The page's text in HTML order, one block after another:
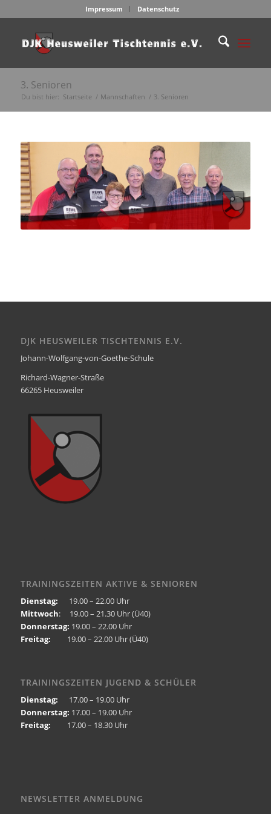
Impressum Datenschutz
3. Senioren
Du bist hier: Startseite / Mannschaften / 3. Senioren
DJK HEUSWEILER TISCHTENNIS E.V.
Johann-Wolfgang-von-Goethe-Schule
Richard-Wagner-Straße
66265 Heusweiler
TRAININGSZEITEN AKTIVE & SENIOREN
Dienstag: 19.00 – 22.00 Uhr
Mittwoch: 19.00 – 21.30 Uhr (Ü40)
Donnerstag: 19.00 – 22.00 Uhr
Freitag: 19.00 – 22.00 Uhr (Ü40)
TRAININGSZEITEN JUGEND & SCHÜLER
Dienstag: 17.00 – 19.00 Uhr
Donnerstag: 17.00 – 19.00 Uhr
Freitag: 17.00 – 18.30 Uhr
NEWSLETTER ANMELDUNG